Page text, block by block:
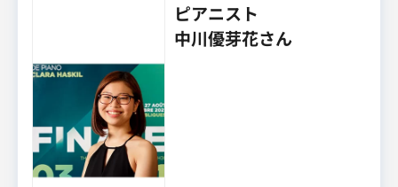
ピアニスト
中川優芽花さん